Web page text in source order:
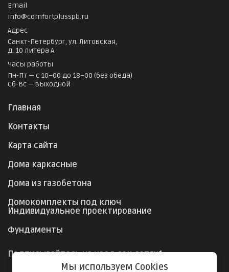
Email
info@comfortplusspb.ru
Адрес
Санкт-Петербург, ул. Литовская,
д. 10 литера А
Часы работы
Пн-Пт — с 10–00 до 18–00 (без обеда)
Сб-Вс — выходной
Главная
Контакты
Карта сайта
Дома каркасные
Дома из газобетона
Домокомплекты под ключ
Индивидуальное проектирование
Фундаменты
Подписывайтесь на нас в соц.сетях1:
Мы используем Cookies